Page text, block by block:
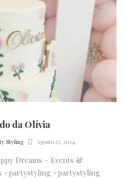
da Olívia
Styling Agosto 27, 2024
Dreams – Events &
#partystyling #partystyling